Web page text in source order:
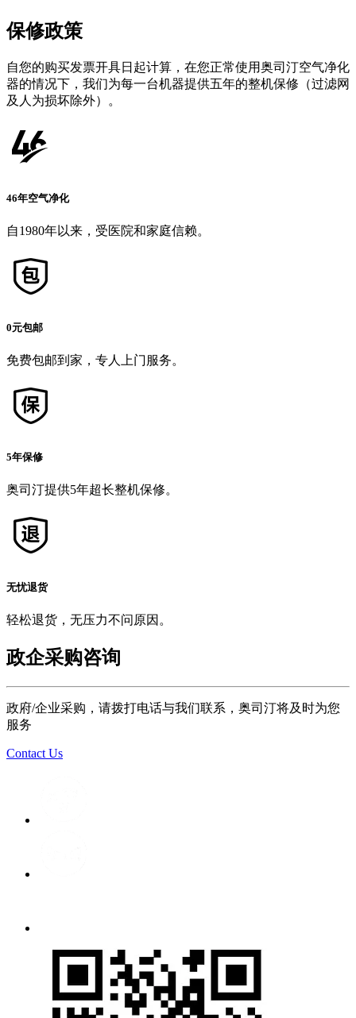
保修政策
自您的购买发票开具日起计算，在您正常使用奥司汀空气净化
器的情况下，我们为每一台机器提供五年的整机保修（过滤网
及人为损坏除外）。
46年空气净化
自1980年以来，受医院和家庭信赖。
0元包邮
免费包邮到家，专人上门服务。
5年保修
奥司汀提供5年超长整机保修。
无忧退货
轻松退货，无压力不问原因。
政企采购咨询
政府/企业采购，请拨打电话与我们联系，奥司汀将及时为您
服务
Contact Us